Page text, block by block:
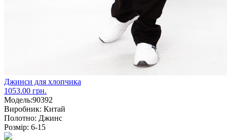
Джинси для хлопчика
1053.00 грн.
Модель:90392
Виробник: Китай
Полотно: Джинс
Розмір: 6-15